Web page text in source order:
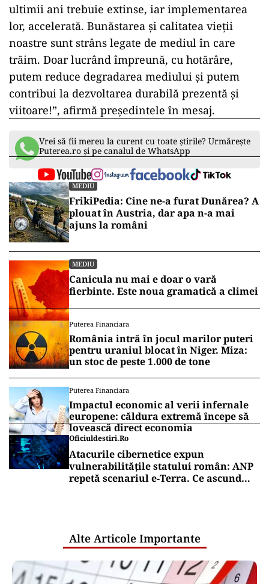
ultimii ani trebuie extinse, iar implementarea
lor, accelerată. Bunăstarea şi calitatea vieţii
noastre sunt strâns legate de mediul în care
trăim. Doar lucrând împreună, cu hotărâre,
putem reduce degradarea mediului şi putem
contribui la dezvoltarea durabilă prezentă şi
viitoare!”, afirmă preşedintele în mesaj.
Vrei să fii mereu la curent cu toate știrile? Urmărește
Puterea.ro și pe canalul de WhatsApp
MEDIU
FrikiPedia: Cine ne-a furat Dunărea? A
plouat în Austria, dar apa n-a mai
ajuns la români
MEDIU
Canicula nu mai e doar o vară
fierbinte. Este noua gramatică a climei
Puterea Financiara
România intră în jocul marilor puteri
pentru uraniul blocat în Niger. Miza:
un stoc de peste 1.000 de tone
Puterea Financiara
Impactul economic al verii infernale
europene: căldura extremă începe să
lovească direct economia
Oficiuldestiri.ro
Atacurile cibernetice expun
vulnerabilitățile statului român: ANP
repetă scenariul e‑Terra. Ce ascund
Alte Articole Importante